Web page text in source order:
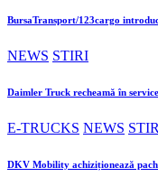
BursaTransport/123cargo
NEWS STIRI
Daimler Truck recheamă în
E-TRUCKS NEWS
DKV Mobility achiziționează